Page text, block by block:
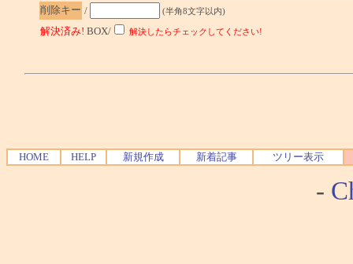
削除キー / (半角8文字以内)
解決済み! BOX/ 解決したらチェックしてください!
HOME HELP 新規作成 新着記事 ツリー表示
-